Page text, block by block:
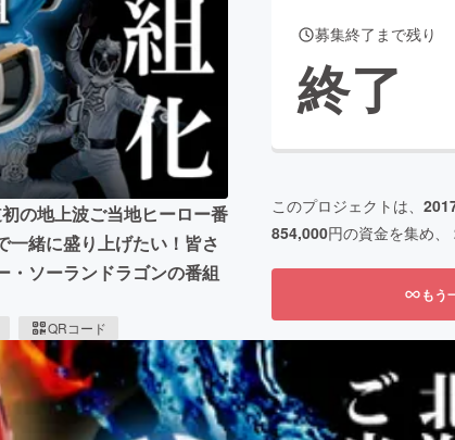
for Social Good CAMPFIRE Creation
ふるさと納税 machi-yaコミュニティ
の地上波ご当地ヒーロー番
一緒に盛り上げたい！皆さ
・ソーランドラゴンの番組
QRコード
募集終了まで残り
終了
このプロジェクトは、
854,000円の資金を集め、
もう